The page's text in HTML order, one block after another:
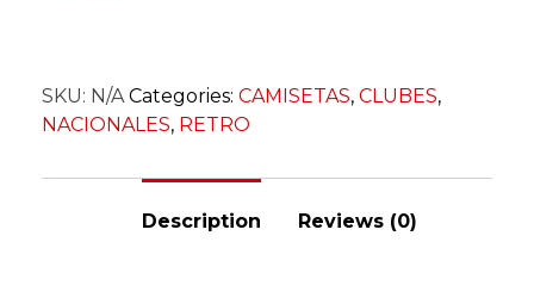
SKU: N/A Categories: CAMISETAS, CLUBES,
NACIONALES, RETRO
Description Reviews (0)